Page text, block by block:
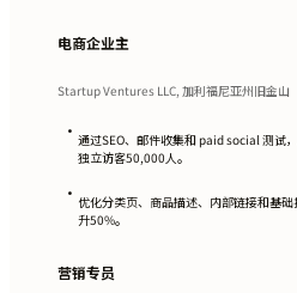
电商企业主
Startup Ventures LLC, 加利福尼亚州旧金山
• 通过SEO、邮件收集和 paid social 测试
独立访客50,000人。
• 优化分类页、商品描述、内部链接和基
升50%。
营销专员